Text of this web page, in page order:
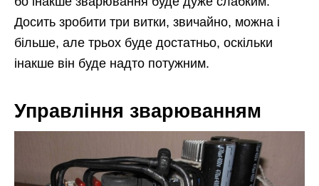
Досить зробити три витки, звичайно, можна і
більше, але трьох буде достатньо, оскільки
інакше він буде надто потужним.
Управління зварюванням